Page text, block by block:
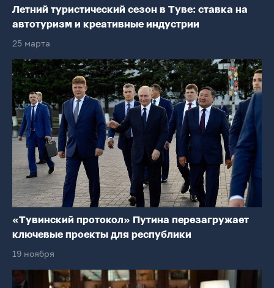
Летний туристический сезон в Туве: ставка на
автотуризм и креативные индустрии
25 марта
«Тувинский протокол» Путина перезагружает
ключевые проекты для республики
19 ноября